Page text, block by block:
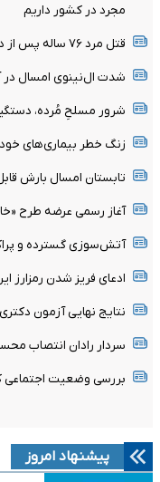
مجرد در کشور داریم
قتل مرد ۷۶ ساله پس از درگیری خیابانی در شریعتی
شدت ال‌نینوی امسال در آمار ۶۰ سال گذشته
شرور مسلحِ مُرده،
زنگ خطر بیماری‌های
تابستان امسال بارش
آغاز رسمی عرضه طرح
آتش‌سوزی گسترده و
ادعای فریز شدن رمزارز
نتایج نهایی آزمون دکتری سال ۱۴۰۵ اواخر مرداد ماه
سردار رادان انتصاب
بررسی وضعیت اجتماعی
پیشنهاد امروز